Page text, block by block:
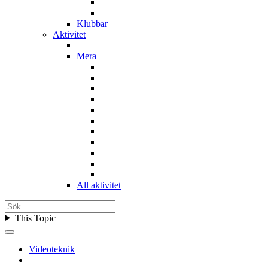
Klubbar
Aktivitet
Mera
All aktivitet
This Topic
Videoteknik